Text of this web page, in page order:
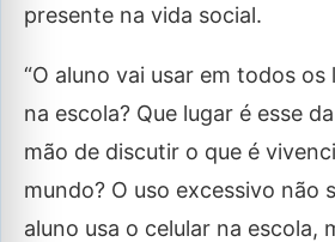
presente na vida social.
“O aluno vai usar em todos os
na escola? Que lugar é esse
mão de discutir o que é
mundo? O uso excessivo não
aluno usa o celular na escola,